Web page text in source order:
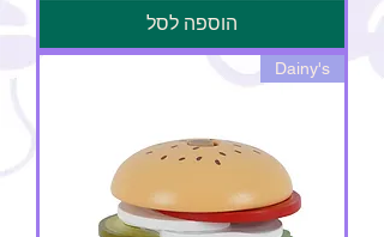
הוספה לסל
Dainy's